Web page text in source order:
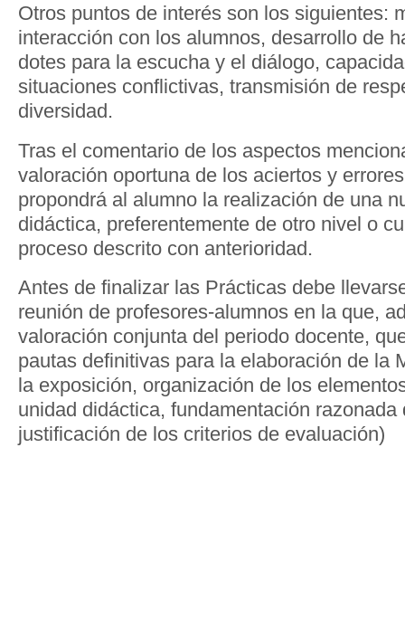
Otros puntos de interés son los siguientes:
interacción con los alumnos, desarrollo de
dotes para la escucha y el diálogo,
situaciones conflictivas, transmisión de
diversidad.
Tras el comentario de los aspectos
valoración oportuna de los aciertos y
propondrá al alumno la realización de una
didáctica, preferentemente de otro nivel o
proceso descrito con anterioridad.
Antes de finalizar las Prácticas debe
reunión de profesores-alumnos en la que,
valoración conjunta del periodo docente,
pautas definitivas para la elaboración de la
la exposición, organización de los
unidad didáctica, fundamentación razonada
justificación de los criterios de evaluación)